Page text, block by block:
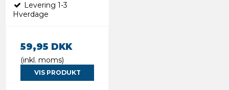
Levering 1-3
Hverdage
59,95 DKK
(inkl. moms)
VIS PRODUKT